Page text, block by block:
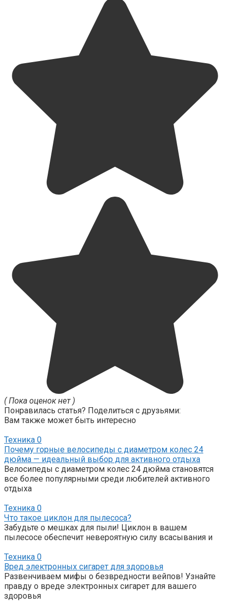
( Пока оценок нет )
Понравилась статья? Поделиться с друзьями:
Вам также может быть интересно
Техника 0
Почему горные велосипеды с диаметром колес 24
дюйма — идеальный выбор для активного отдыха
Велосипеды с диаметром колес 24 дюйма становятся
все более популярными среди любителей активного
отдыха
Техника 0
Что такое циклон для пылесоса?
Забудьте о мешках для пыли! Циклон в вашем
пылесосе обеспечит невероятную силу всасывания и
Техника 0
Вред электронных сигарет для здоровья
Развенчиваем мифы о безвредности вейпов! Узнайте
правду о вреде электронных сигарет для вашего
здоровья